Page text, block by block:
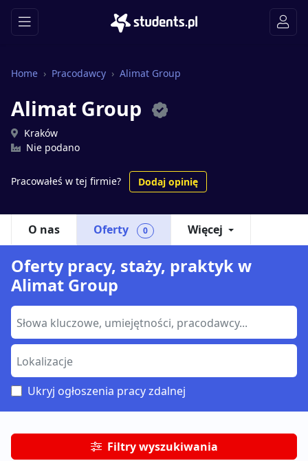
Home Pracodawcy Alimat Group
Alimat Group
Kraków
Nie podano
Pracowałeś w tej firmie? Dodaj opinię
O nas Oferty 0 Więcej
Oferty pracy, staży, praktyk w
Alimat Group
Ukryj ogłoszenia pracy zdalnej
Filtry wyszukiwania